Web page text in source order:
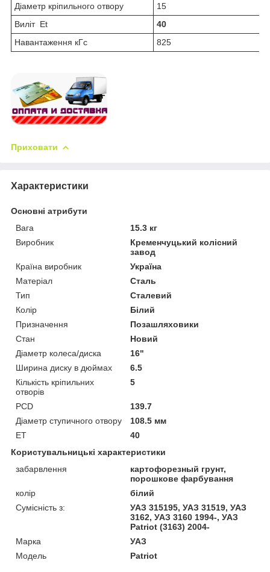
Діаметр кріпильного отвору
15
Виліт Et
40
Навантаження кГс
825
Приховати
Характеристики
Основні атрибути
Вага
15.3 кг
Виробник
Кременчуцький колісний
завод
Країна виробник
Україна
Матеріал
Сталь
Тип
Сталевий
Колір
Білий
Призначення
Позашляховики
Стан
Новий
Діаметр колеса/диска
16"
Ширина диску в дюймах
6.5
Кількість кріпильних
отворів
5
PCD
139.7
Діаметр ступичного отвору
108.5 мм
ET
40
Користувальницькі характеристики
забарвлення
картофорезный грунт,
порошкове фарбування
колір
білий
Сумісність з:
УАЗ 315195, УАЗ 31519, УАЗ
3162, УАЗ 3160 1994-, УАЗ
Patriot (3163) 2004-
Марка
УАЗ
Модель
Patriot